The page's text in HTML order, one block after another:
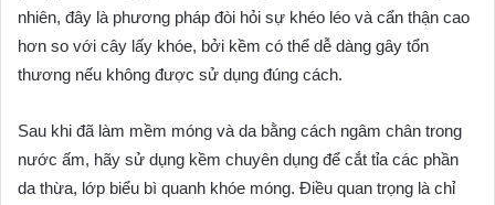
nhiên, đây là phương pháp đòi hỏi sự khéo léo và cẩn thận cao
hơn so với cây lấy khóe, bởi kềm có thể dễ dàng gây tổn
thương nếu không được sử dụng đúng cách.
Sau khi đã làm mềm móng và da bằng cách ngâm chân trong
nước ấm, hãy sử dụng kềm chuyên dụng để cắt tỉa các phần
da thừa, lớp biểu bì quanh khóe móng. Điều quan trọng là chỉ